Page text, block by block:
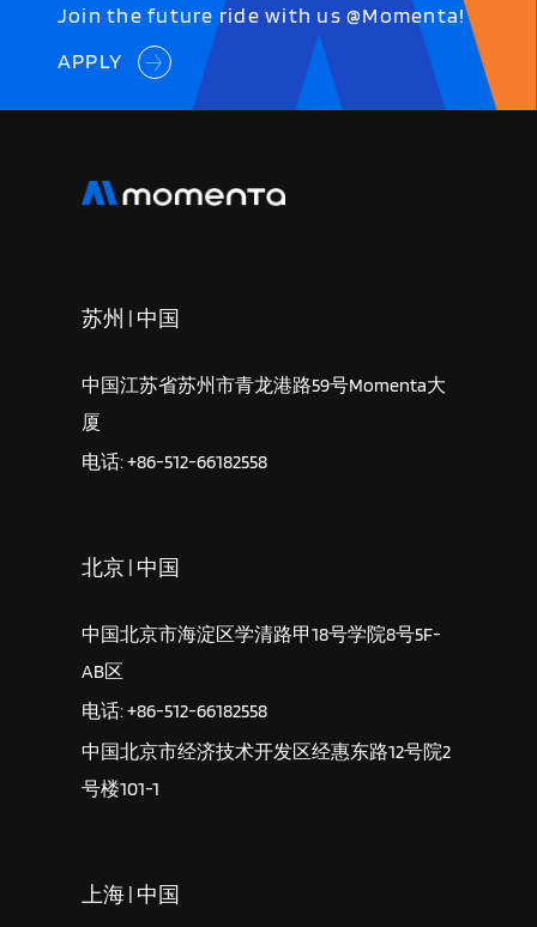
Join the future ride with us @Momenta!
APPLY
苏州 | 中国
中国江苏省苏州市青龙港路59号Momenta大
厦
电话: +86-512-66182558
北京 | 中国
中国北京市海淀区学清路甲18号学院8号5F-
AB区
电话: +86-512-66182558
中国北京市经济技术开发区经惠东路12号院2
号楼101-1
上海 | 中国